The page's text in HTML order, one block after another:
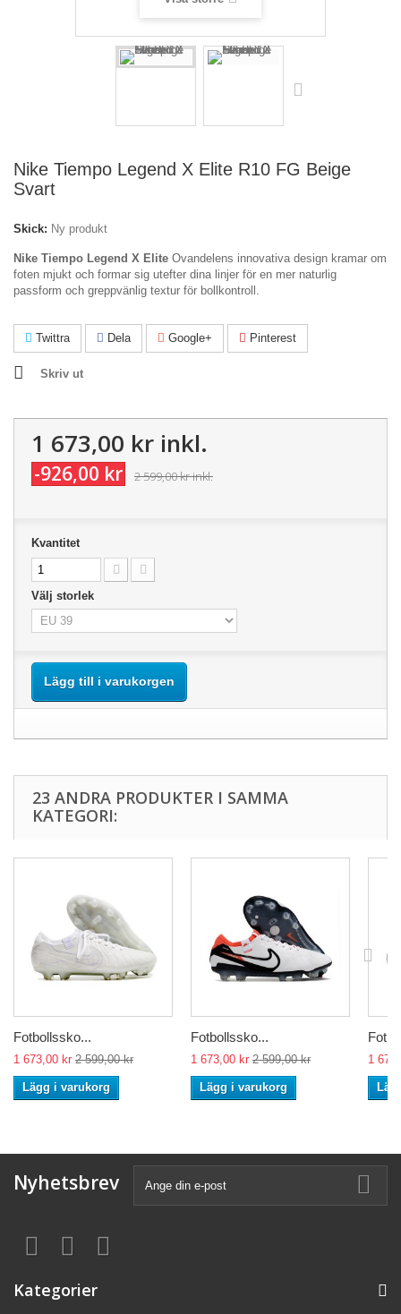
Nike Tiempo Legend X Elite R10 FG Beige
Svart
Skick: Ny produkt
Nike Tiempo Legend X Elite Ovandelens innovativa design kramar om
foten mjukt och formar sig utefter dina linjer för en mer naturlig
passform och greppvänlig textur för bollkontroll.
Twittra Dela Google+ Pinterest
Skriv ut
1 673,00 kr inkl.
-926,00 kr 2 599,00 krinkl.
Kvantitet
Välj storlek
Lägg till i varukorgen
23 ANDRA PRODUKTER I SAMMA
KATEGORI:
Fotbollssko...
1 673,00 kr 2 599,00 kr
Lägg i varukorg
Fotbollssko...
1 673,00 kr 2 599,00 kr
Lägg i varukorg
1
Nyhetsbrev
Kategorier